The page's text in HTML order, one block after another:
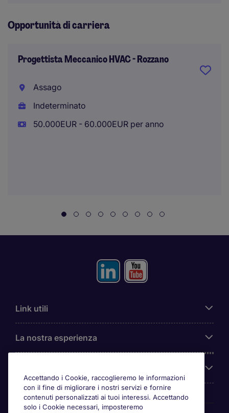
Opportunità di carriera
Progettista Meccanico HVAC - Rozzano
Assago
Indeterminato
50.000EUR - 60.000EUR per anno
Link utili
La nostra esperienza
Accettando i Cookie, raccoglieremo le informazioni
con il fine di migliorare i nostri servizi e fornire
contenuti personalizzati ai tuoi interessi. Accettando
solo i Cookie necessari, imposteremo